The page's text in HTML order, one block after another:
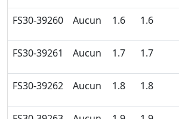
FS30-39260 Aucun 1.6 1.6
FS30-39261 Aucun 1.7 1.7
FS30-39262 Aucun 1.8 1.8